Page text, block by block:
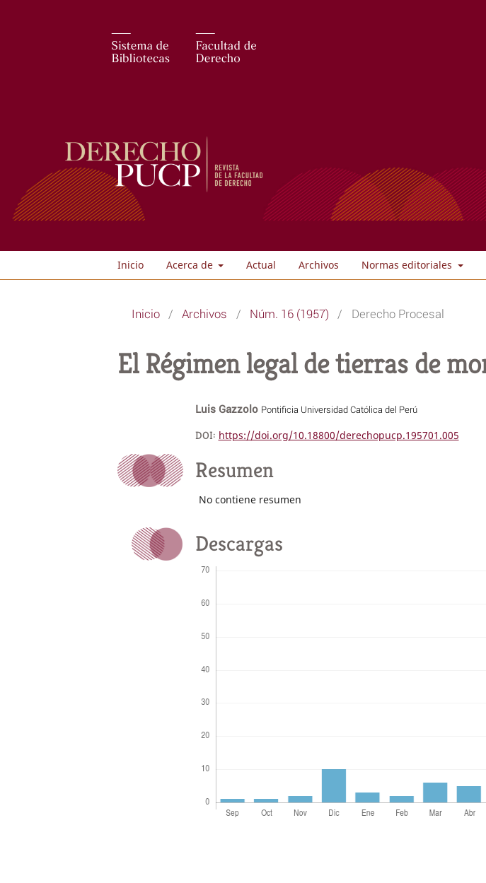
Inicio Acerca de Actual Archivos Normas editoriales
Inicio / Archivos / Núm. 16 (1957) / Derecho Procesal
El Régimen legal de tierras de
Luis Gazzolo Pontificia Universidad Católica del Perú
DOI: https://doi.org/10.18800/derechopucp.195701.005
Resumen
No contiene resumen
Descargas